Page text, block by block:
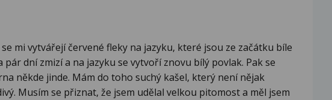
se mi vytvářejí červené fleky na jazyku, které jsou ze začátku bíle
pár dní zmizí a na jazyku se vytvoří znovu bílý povlak. Pak se
někde jinde. Mám do toho suchý kašel, který není nějak
Musím se přiznat, že jsem udělal velkou pitomost a měl jsem